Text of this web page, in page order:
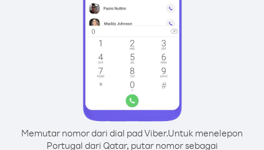
Memutar nomor dari dial pad Viber.Untuk menelepon
Portugal dari Qatar, putar nomor sebagai